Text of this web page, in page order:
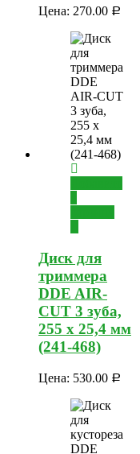
Цена: 270.00 Р
Диск для
триммера
DDE AIR-
CUT 3 зуба,
255 х 25,4 мм
(241-468)
Цена: 530.00 Р